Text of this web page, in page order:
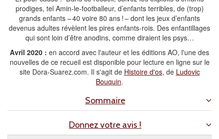
prodiges, tel Amin-le-footballeur, d’enfants terribles, de (trop)
grands enfants – 40 voire 80 ans ! – dont les jeux d’enfants
devenus adultes révèlent les pires enfants-rois. Des enfantillages
qui sont loin d’être anodins, comme diraient les psys…
Avril 2020 : en accord avec l'auteur et les éditions AO, l'une des
nouvelles de ce recueil est disponible pour lecture en ligne sur le
site Dora-Suarez.com. Il s'agit de Histoire d'os, de Ludovic
Bouquin.
Sommaire
Donnez votre avis !